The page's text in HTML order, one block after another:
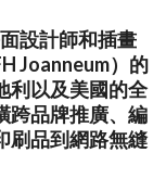
設計師和插畫
Joanneum）的
利以及美國的全
跨品牌推廣、編
刷品到網路無縫